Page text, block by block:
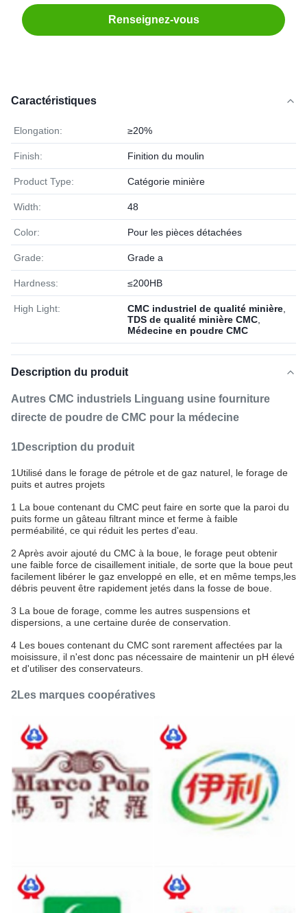
Renseignez-vous
Caractéristiques
Elongation: ≥20%
Finish: Finition du moulin
Product Type: Catégorie minière
Width: 48
Color: Pour les pièces détachées
Grade: Grade a
Hardness: ≤200HB
High Light: CMC industriel de qualité minière
TDS de qualité minière CMC
Médecine en poudre CMC
Description du produit
Autres CMC industriels Linguang usine fourniture
directe de poudre de CMC pour la médecine
1Description du produit
1Utilisé dans le forage de pétrole et de gaz naturel, le forage de
puits et autres projets
1 La boue contenant du CMC peut faire en sorte que la paroi du
puits forme un gâteau filtrant mince et ferme à faible
perméabilité, ce qui réduit les pertes d'eau.
2 Après avoir ajouté du CMC à la boue, le forage peut obtenir
une faible force de cisaillement initiale, de sorte que la boue peut
facilement libérer le gaz enveloppé en elle, et en même temps,les
débris peuvent être rapidement jetés dans la fosse de boue.
3 La boue de forage, comme les autres suspensions et
dispersions, a une certaine durée de conservation.
4 Les boues contenant du CMC sont rarement affectées par la
moisissure, il n'est donc pas nécessaire de maintenir un pH élevé
et d'utiliser des conservateurs.
2Les marques coopératives